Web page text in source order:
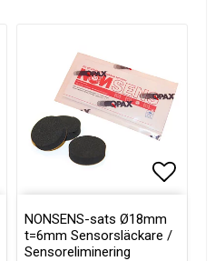
NONSENS-sats Ø18mm
t=6mm Sensorsläckare /
Sensoreliminering